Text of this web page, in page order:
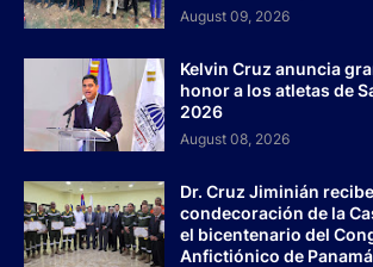
August 09, 2026
Kelvin Cruz anuncia
honor a los atletas de
2026
August 08, 2026
Dr. Cruz Jiminián
condecoración de la
el bicentenario del
Anfictiónico de Panamá